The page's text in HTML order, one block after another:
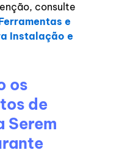
consulte
e
Instalação e
os
de
Serem